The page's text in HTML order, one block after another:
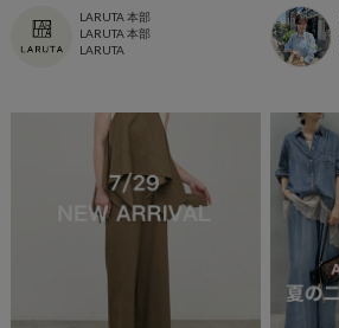
LARUTA 本部
LARUTA 本部
LARUTA